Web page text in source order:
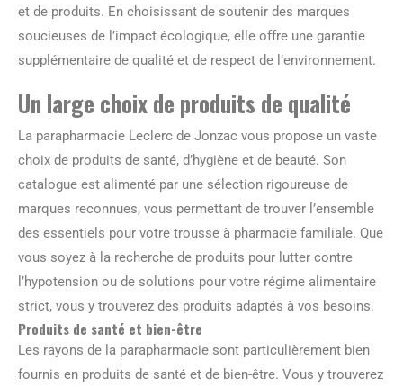
et de produits. En choisissant de soutenir des marques
soucieuses de l’impact écologique, elle offre une garantie
supplémentaire de qualité et de respect de l’environnement.
Un large choix de produits de qualité
La parapharmacie Leclerc de Jonzac vous propose un vaste
choix de produits de santé, d’hygiène et de beauté. Son
catalogue est alimenté par une sélection rigoureuse de
marques reconnues, vous permettant de trouver l’ensemble
des essentiels pour votre trousse à pharmacie familiale. Que
vous soyez à la recherche de produits pour lutter contre
l’hypotension ou de solutions pour votre régime alimentaire
strict, vous y trouverez des produits adaptés à vos besoins.
Produits de santé et bien-être
Les rayons de la parapharmacie sont particulièrement bien
fournis en produits de santé et de bien-être. Vous y trouverez